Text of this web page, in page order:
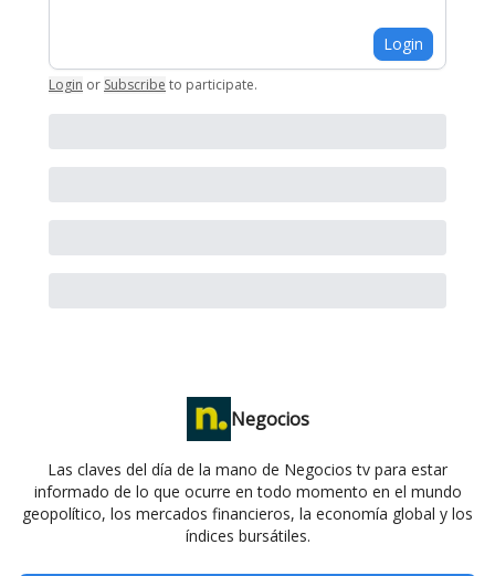
Login
Login or Subscribe to participate.
Negocios
Las claves del día de la mano de Negocios tv para estar
informado de lo que ocurre en todo momento en el mundo
geopolítico, los mercados financieros, la economía global y los
índices bursátiles.